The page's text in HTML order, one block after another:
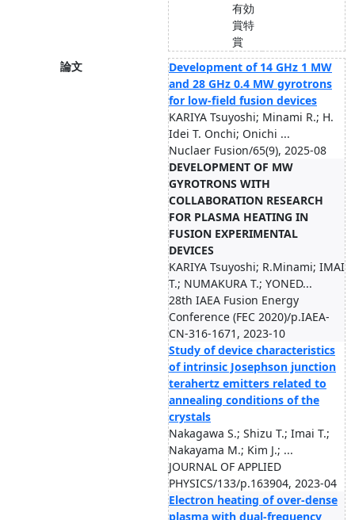
有効
賞特
賞
論文
Development of 14 GHz 1 MW
and 28 GHz 0.4 MW gyrotrons
for low-field fusion devices
KARIYA Tsuyoshi; Minami R.; H.
Idei T. Onchi; Onichi ...
Nuclaer Fusion/65(9), 2025-08
DEVELOPMENT OF MW
GYROTRONS WITH
COLLABORATION RESEARCH
FOR PLASMA HEATING IN
FUSION EXPERIMENTAL
DEVICES
KARIYA Tsuyoshi; R.Minami; IMAI
T.; NUMAKURA T.; YONED...
28th IAEA Fusion Energy
Conference (FEC 2020)/p.IAEA-
CN-316-1671, 2023-10
Study of device characteristics
of intrinsic Josephson junction
terahertz emitters related to
annealing conditions of the
crystals
Nakagawa S.; Shizu T.; Imai T.;
Nakayama M.; Kim J.; ...
JOURNAL OF APPLIED
PHYSICS/133/p.163904, 2023-04
Electron heating of over-dense
plasma with dual-frequency